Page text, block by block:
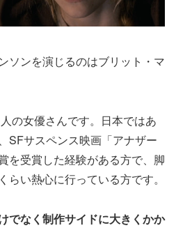
ソンを演じるのはブリット・マ
の女優さんです。日本ではあ
SFサスペンス映画「アナザー
を受賞した経験がある方で、脚
い熱心に行っている方です。
でなく制作サイドに大きくかか